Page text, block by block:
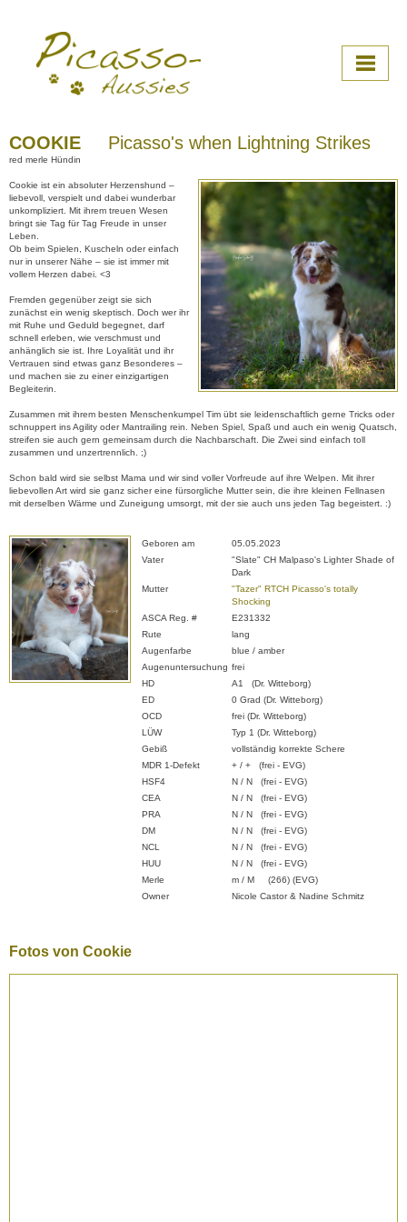
▼
▼
▼
▼
COOKIE Picasso's when Lightning Strikes
red merle Hündin
Cookie ist ein absoluter Herzenshund –
liebevoll, verspielt und dabei wunderbar
unkompliziert. Mit ihrem treuen Wesen
bringt sie Tag für Tag Freude in unser
Leben.
Ob beim Spielen, Kuscheln oder einfach
nur in unserer Nähe – sie ist immer mit
vollem Herzen dabei. <3
Fremden gegenüber zeigt sie sich
zunächst ein wenig skeptisch. Doch wer ihr
mit Ruhe und Geduld begegnet, darf
schnell erleben, wie verschmust und
anhänglich sie ist. Ihre Loyalität und ihr
Vertrauen sind etwas ganz Besonderes –
und machen sie zu einer einzigartigen
Begleiterin.
Zusammen mit ihrem besten Menschenkumpel Tim übt sie leidenschaftlich gerne Tricks oder
schnuppert ins Agility oder Mantrailing rein. Neben Spiel, Spaß und auch ein wenig Quatsch,
streifen sie auch gern gemeinsam durch die Nachbarschaft. Die Zwei sind einfach toll
zusammen und unzertrennlich. ;)
Schon bald wird sie selbst Mama und wir sind voller Vorfreude auf ihre Welpen. Mit ihrer
liebevollen Art wird sie ganz sicher eine fürsorgliche Mutter sein, die ihre kleinen Fellnasen
mit derselben Wärme und Zuneigung umsorgt, mit der sie auch uns jeden Tag begeistert. :)
Geboren am
05.05.2023
Vater
"Slate" CH Malpaso's Lighter Shade of
Dark
Mutter
"Tazer" RTCH Picasso's totally
Shocking
ASCA Reg. #
E231332
Rute
lang
Augenfarbe
blue / amber
Augenuntersuchung frei
HD
A1 (Dr. Witteborg)
ED
0 Grad (Dr. Witteborg)
OCD
frei (Dr. Witteborg)
LÜW
Typ 1 (Dr. Witteborg)
Gebiß
vollständig korrekte Schere
MDR 1-Defekt
+ / + (frei - EVG)
HSF4
N / N (frei - EVG)
CEA
N / N (frei - EVG)
PRA
N / N (frei - EVG)
DM
N / N (frei - EVG)
NCL
N / N (frei - EVG)
HUU
N / N (frei - EVG)
Merle
m / M (266) (EVG)
Owner
Nicole Castor & Nadine Schmitz
Fotos von Cookie